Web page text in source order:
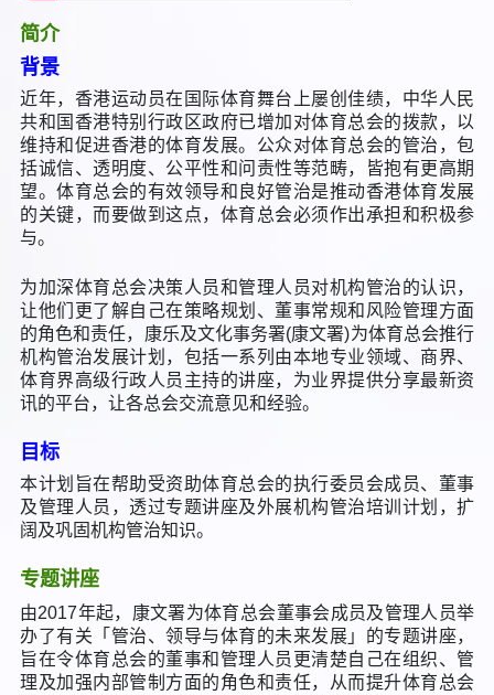
简介
背景
近年，香港运动员在国际体育舞台上屡创佳绩，中华人民
共和国香港特别行政区政府已增加对体育总会的拨款，以
维持和促进香港的体育发展。公众对体育总会的管治，包
括诚信、透明度、公平性和问责性等范畴，皆抱有更高期
望。体育总会的有效领导和良好管治是推动香港体育发展
的关键，而要做到这点，体育总会必须作出承担和积极参
与。
为加深体育总会决策人员和管理人员对机构管治的认识，
让他们更了解自己在策略规划、董事常规和风险管理方面
的角色和责任，康乐及文化事务署(康文署)为体育总会推行
机构管治发展计划，包括一系列由本地专业领域、商界、
体育界高级行政人员主持的讲座，为业界提供分享最新资
讯的平台，让各总会交流意见和经验。
目标
本计划旨在帮助受资助体育总会的执行委员会成员、董事
及管理人员，透过专题讲座及外展机构管治培训计划，扩
阔及巩固机构管治知识。
专题讲座
由2017年起，康文署为体育总会董事会成员及管理人员举
办了有关「管治、领导与体育的未来发展」的专题讲座，
旨在令体育总会的董事和管理人员更清楚自己在组织、管
理及加强内部管制方面的角色和责任，从而提升体育总会